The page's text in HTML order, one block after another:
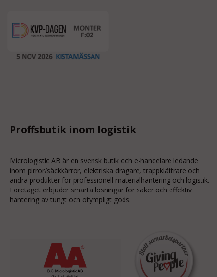
Proffsbutik inom logistik
Micrologistic AB är en svensk butik och e-handelare ledande
inom pirror/säckkärror, elektriska dragare, trappklättrare och
andra produkter för professionell materialhantering och logistik.
Företaget erbjuder smarta lösningar för säker och effektiv
hantering av tungt och otympligt gods.